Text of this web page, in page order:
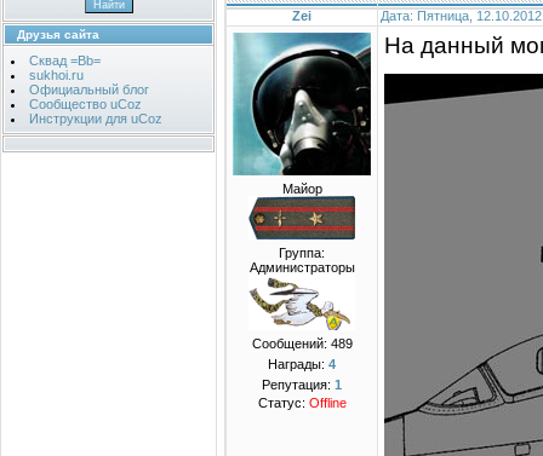
Друзья сайта
Сквад =Bb=
sukhoi.ru
Официальный блог
Сообщество uCoz
Инструкции для uCoz
Zei Дата: Пятница,
Майор
Группа:
Администраторы
Сообщений: 489
Награды: 4
Репутация: 1
Статус: Offline
На данный